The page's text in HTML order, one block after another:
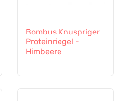
Bombus Knuspriger
Proteinriegel -
Himbeere